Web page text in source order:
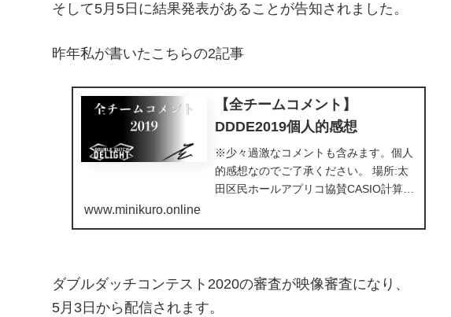
そして5月5日に結果発表があることが告知されました。
昨年私が書いたこちらの2記事
【全チームコメント】
DDDE2019個人的感想
※少々過激なコメントも含みます。個人
的感想なのでご了承ください。 場所:太
田区民ホールアプリコ協賛CASIO計算機
www.minikuro.online
ダブルダッチコンテスト2020の審査が映像審査になり、
5月3日から配信されます。